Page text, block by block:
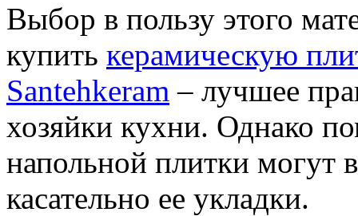
Выбор в пользу этого
купить керамическую
Santehkeram – лучшее
хозяйки кухни. Однако
напольной плитки могут
касательно ее укладки.